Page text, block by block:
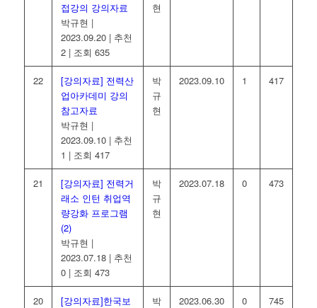
접강의 강의자료
박규현 |
2023.09.20 | 추천
2 | 조회 635
현
22
[강의자료] 전력산
업아카데미 강의
참고자료
박규현 |
2023.09.10 | 추천
1 | 조회 417
박
규
현
2023.09.10 1 417
21
[강의자료] 전력거
래소 인턴 취업역
량강화 프로그램
(2)
박규현 |
2023.07.18 | 추천
0 | 조회 473
박
규
현
2023.07.18 0 473
20
[강의자료]한국보
박
2023.06.30 0 745